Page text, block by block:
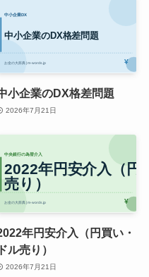
小企業のDX格差問題
2026年7月21日
年円安介入（円買い・
ドル売り）
2026年7月21日